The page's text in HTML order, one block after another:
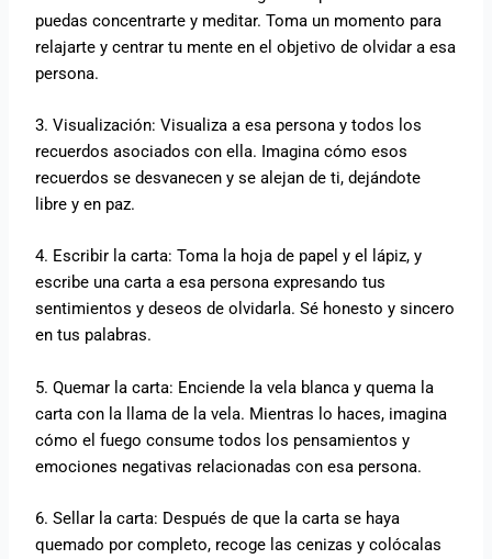
puedas concentrarte y meditar. Toma un momento para
relajarte y centrar tu mente en el objetivo de olvidar a esa
persona.
3. Visualización: Visualiza a esa persona y todos los
recuerdos asociados con ella. Imagina cómo esos
recuerdos se desvanecen y se alejan de ti, dejándote
libre y en paz.
4. Escribir la carta: Toma la hoja de papel y el lápiz, y
escribe una carta a esa persona expresando tus
sentimientos y deseos de olvidarla. Sé honesto y sincero
en tus palabras.
5. Quemar la carta: Enciende la vela blanca y quema la
carta con la llama de la vela. Mientras lo haces, imagina
cómo el fuego consume todos los pensamientos y
emociones negativas relacionadas con esa persona.
6. Sellar la carta: Después de que la carta se haya
quemado por completo, recoge las cenizas y colócalas